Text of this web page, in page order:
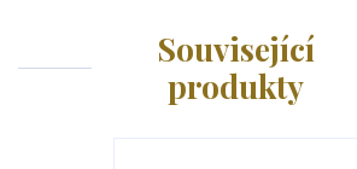
Související
produkty